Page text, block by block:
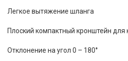
Легкое вытяжение шланга
Плоский компактный кронштейн для
Отклонение на угол 0 – 180°